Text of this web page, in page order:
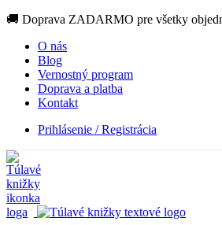
🚚 Doprava ZADARMO pre všetky
O nás
Blog
Vernostný program
Doprava a platba
Kontakt
Prihlásenie / Registrácia